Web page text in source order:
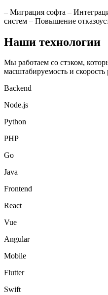
– Миграция софта –
систем – Повышение
Наши технологии
Мы работаем со стэком,
масштабируемость и скорость
Backend
Node.js
Python
PHP
Go
Java
Frontend
React
Vue
Angular
Mobile
Flutter
Swift